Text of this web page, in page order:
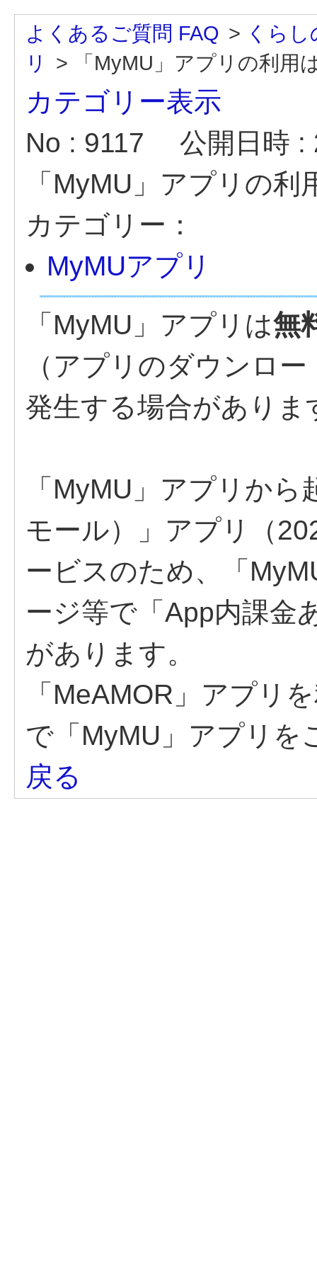
よくあるご質問 FAQ > くら
リ
> 「MyMU」アプリの利用
カテゴリー表示
No : 9117
公開日時 :
「MyMU」アプリの
カテゴリー：
MyMUアプリ
「MyMU」アプリは無
（アプリのダウンロ
発生する場合がありま
「MyMU」アプリか
モール）」アプリ（
ービスのため、「
ージ等で「App内課金
があります。
「MeAMOR」アプリ
で「MyMU」アプリを
戻る